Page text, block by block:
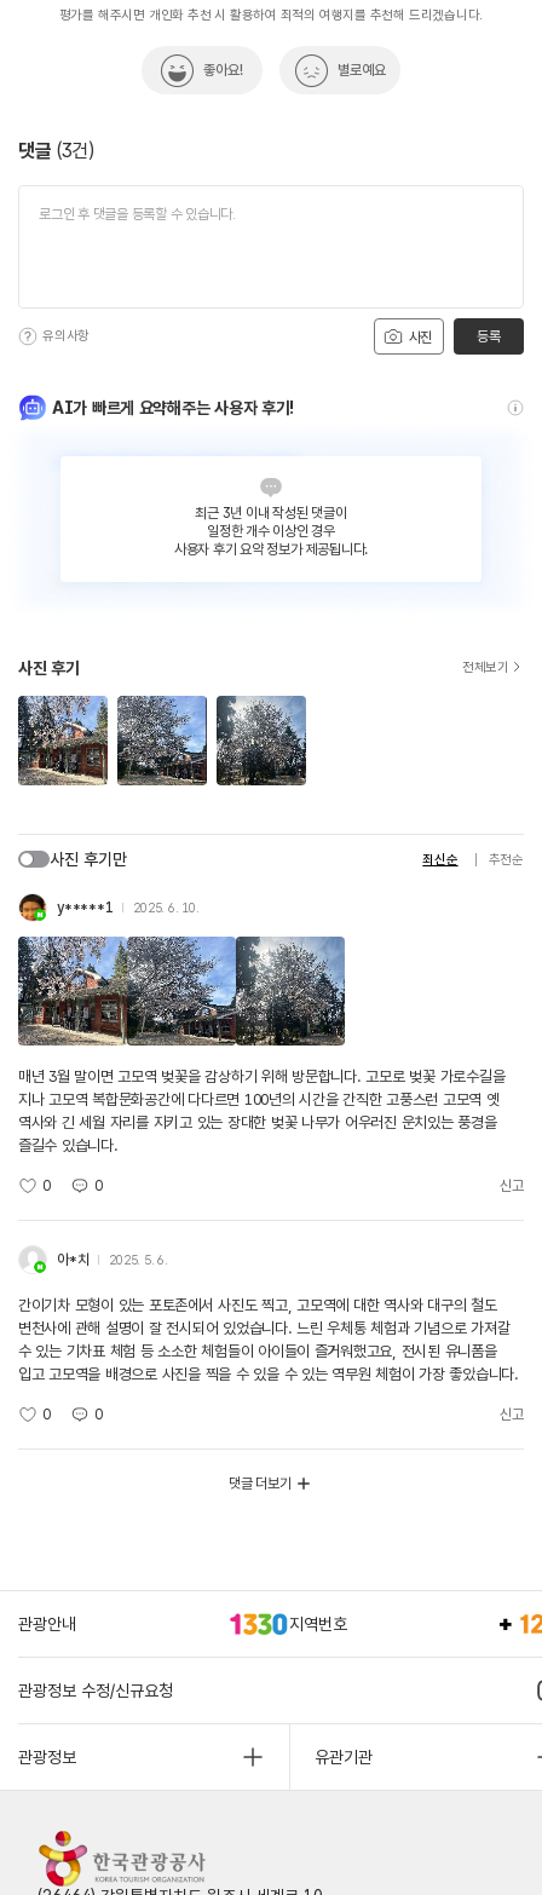
평가를 해주시면 개인화 추천 시 활용하여 최적의 여행지를 추천해 드리겠습니다.
좋아요! 별로예요
댓글 (3건)
사진
유의사항 등록
AI가 빠르게 요약해주는 사용자 후기!
최근 3년 이내 작성된 댓글이
일정한 개수 이상인 경우
사용자 후기 요약 정보가 제공됩니다.
사진 후기 전체보기
사진 후기만 최신순 추천순
y*****1 2025. 6. 10.
매년 3월 말이면 고모역 벚꽃을 감상하기 위해 방문합니다. 고모로 벚꽃 가로수길을
지나 고모역 복합문화공간에 다다르면 100년의 시간을 간직한 고풍스런 고모역 옛
역사와 긴 세월 자리를 지키고 있는 장대한 벚꽃 나무가 어우러진 운치있는 풍경을
즐길수 있습니다.
0 0 신고
아*치 2025. 5. 6.
간이기차 모형이 있는 포토존에서 사진도 찍고, 고모역에 대한 역사와 대구의 철도
변천사에 관해 설명이 잘 전시되어 있었습니다. 느린 우체통 체험과 기념으로 가져갈
수 있는 기차표 체험 등 소소한 체험들이 아이들이 즐거워했고요, 전시된 유니폼을
입고 고모역을 배경으로 사진을 찍을 수 있을 수 있는 역무원 체험이 가장 좋았습니다.
0 0 신고
댓글 더보기
관광안내 지역번호
관광정보 수정/신규요청
관광정보 유관기관